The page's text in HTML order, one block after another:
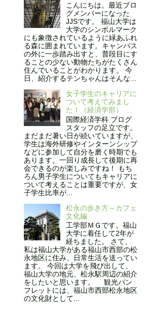
こんにちは。最近ブロ
グメンバーになった
JJSです。 福山大学は
大学のシンボルマーク
にも象徴されているように緑あふれ
る森に囲まれています。キャンパス
の外に一歩踏み出すと、普段目にす
ることの少ない動物たちがたくさん
住んでいることがわかります。 今
日、紹介するテンちゃんはそんな...
女子学生のキャリアに
ついて考えてみまし
た！（経済学部）
国際経済学科 ブログ
スタッフの足立です。
まだまだ暑い日が続いていますが、
学生は海外研修やインターンシップ
などに参加して自分を磨く時期でも
あります。一回り成長して後期に再
会できるのが楽しみですね！ もち
ろん男子学生についてもキャリアに
ついて考えることは重要ですが、女
子学生比率が...
松永の歩き方～カフェ
文化編
工学部ＭＧです。福山
大学に着任して2年が
経ちました。 さて、
私は福山大学がある福山市西部の松
永地区に住み、日常生活を送ってい
ます。 今回は大学を飛び出して、
福山大学の地元、松永駅周辺の紹介
をしたいと思います。 観光パン
フレットには、福山市西部松永地区
の文化財として...